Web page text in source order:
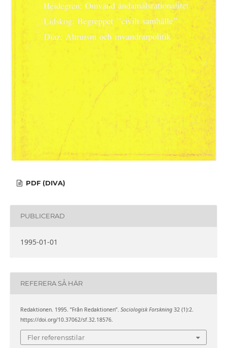
PDF (DIVA)
PUBLICERAD
1995-01-01
REFERERA SÅ HÄR
Redaktionen. 1995. ”Från Redaktionen”. Sociologisk Forskning32 (1):2.
https://doi.org/10.37062/sf.32.18576.
Fler referensstilar